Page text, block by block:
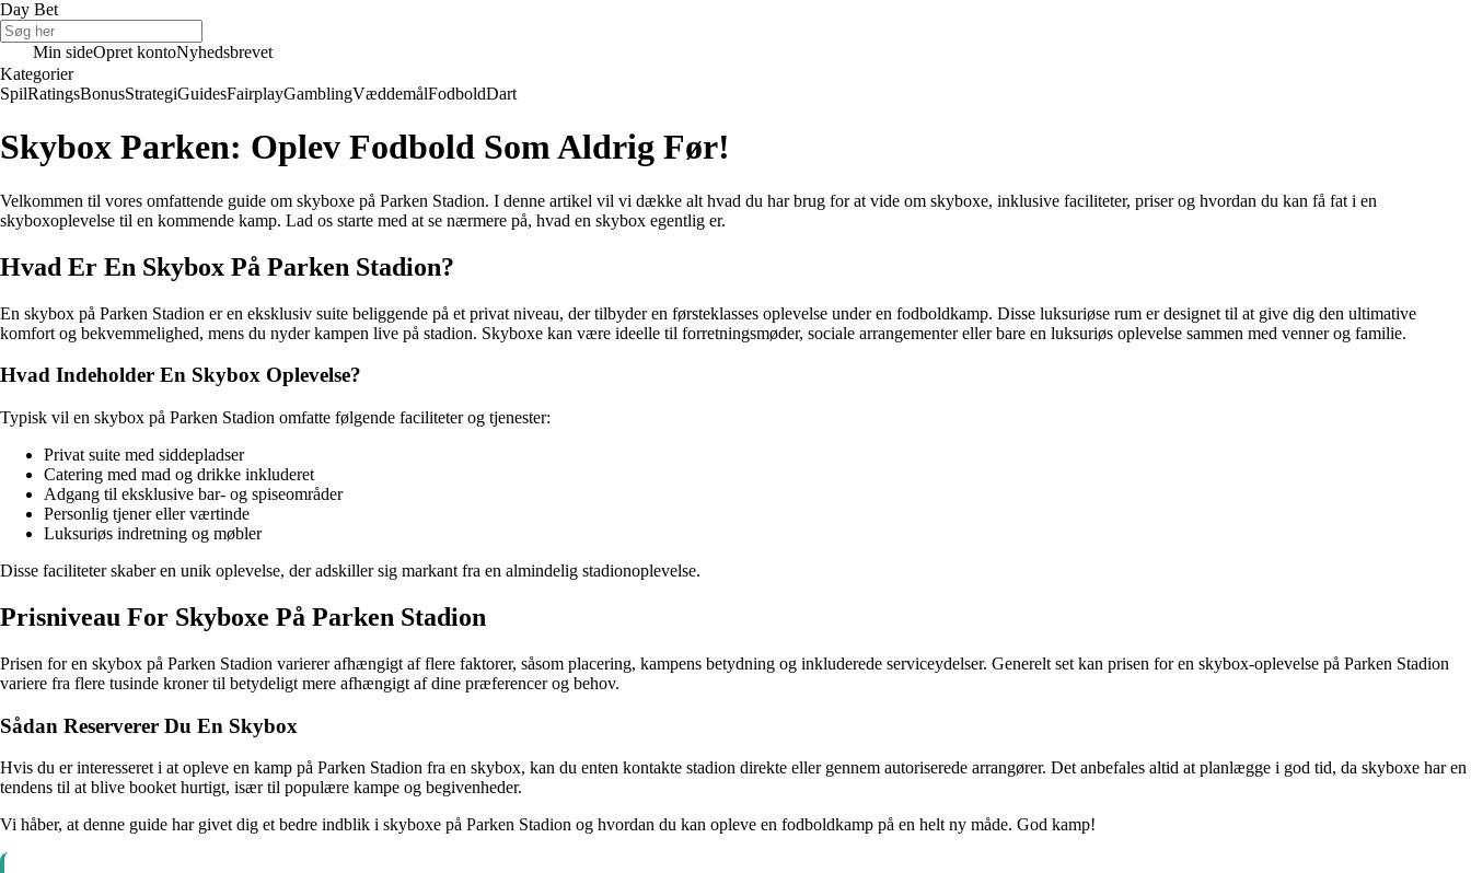
Day Bet
Min sideOpret kontoNyhedsbrevet
Kategorier
SpilRatingsBonusStrategiGuidesFairplayGamblingVæddemålFodboldDart
Skybox Parken: Oplev Fodbold Som Aldrig Før!
Velkommen til vores omfattende guide om skyboxe på Parken Stadion. I denne artikel vil vi dække alt hvad du har brug for at vide om skyboxe, inklusive faciliteter, priser og hvordan du kan få fat i en
skyboxoplevelse til en kommende kamp. Lad os starte med at se nærmere på, hvad en skybox egentlig er.
Hvad Er En Skybox På Parken Stadion?
En skybox på Parken Stadion er en eksklusiv suite beliggende på et privat niveau, der tilbyder en førsteklasses oplevelse under en fodboldkamp. Disse luksuriøse rum er designet til at give dig den ultimative
komfort og bekvemmelighed, mens du nyder kampen live på stadion. Skyboxe kan være ideelle til forretningsmøder, sociale arrangementer eller bare en luksuriøs oplevelse sammen med venner og familie.
Hvad Indeholder En Skybox Oplevelse?
Typisk vil en skybox på Parken Stadion omfatte følgende faciliteter og tjenester:
Privat suite med siddepladser
Catering med mad og drikke inkluderet
Adgang til eksklusive bar- og spiseområder
Personlig tjener eller værtinde
Luksuriøs indretning og møbler
Disse faciliteter skaber en unik oplevelse, der adskiller sig markant fra en almindelig stadionoplevelse.
Prisniveau For Skyboxe På Parken Stadion
Prisen for en skybox på Parken Stadion varierer afhængigt af flere faktorer, såsom placering, kampens betydning og inkluderede serviceydelser. Generelt set kan prisen for en skybox-oplevelse på Parken Stadion
variere fra flere tusinde kroner til betydeligt mere afhængigt af dine præferencer og behov.
Sådan Reserverer Du En Skybox
Hvis du er interesseret i at opleve en kamp på Parken Stadion fra en skybox, kan du enten kontakte stadion direkte eller gennem autoriserede arrangører. Det anbefales altid at planlægge i god tid, da skyboxe har en
tendens til at blive booket hurtigt, især til populære kampe og begivenheder.
Vi håber, at denne guide har givet dig et bedre indblik i skyboxe på Parken Stadion og hvordan du kan opleve en fodboldkamp på en helt ny måde. God kamp!